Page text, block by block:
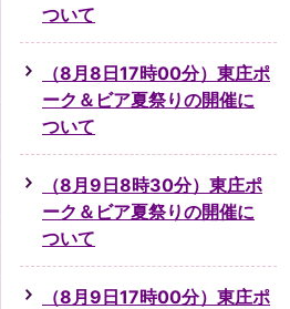
ついて
（8月8日17時00分）東庄ポ
ーク＆ビア夏祭りの開催に
ついて
（8月9日8時30分）東庄ポ
ーク＆ビア夏祭りの開催に
ついて
（8月9日17時00分）東庄ポ